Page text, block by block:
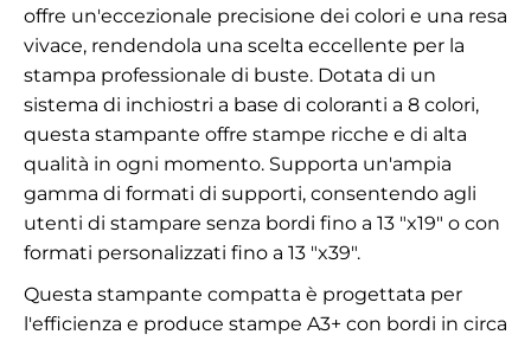
offre un'eccezionale precisione dei colori e una resa
vivace, rendendola una scelta eccellente per la
stampa professionale di buste. Dotata di un
sistema di inchiostri a base di coloranti a 8 colori,
questa stampante offre stampe ricche e di alta
qualità in ogni momento. Supporta un'ampia
gamma di formati di supporti, consentendo agli
utenti di stampare senza bordi fino a 13 "x19" o con
formati personalizzati fino a 13 "x39".
Questa stampante compatta è progettata per
l'efficienza e produce stampe A3+ con bordi in circa